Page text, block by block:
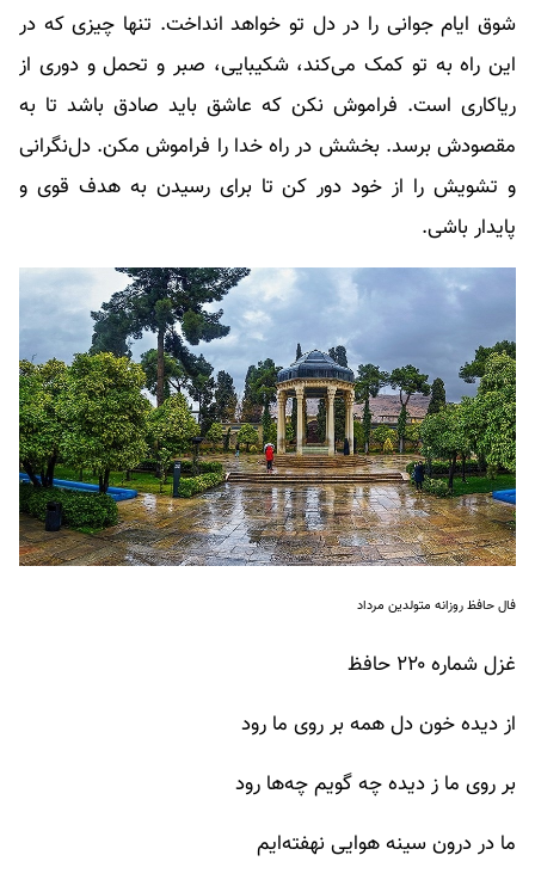
شوق ایام جوانی را در دل تو خواهد انداخت. تنها چیزی که در
این راه به تو کمک می‌کند، شکیبایی، صبر و تحمل و دوری از
ریاکاری است. فراموش نکن که عاشق باید صادق باشد تا به
مقصودش برسد. بخشش در راه خدا را فراموش مکن. دل‌نگرانی
و تشویش را از خود دور کن تا برای رسیدن به هدف قوی و
پایدار باشی.
فال حافظ روزانه متولدین مرداد
غزل شماره ۲۲۰ حافظ
از دیده خون دل همه بر روی ما رود
بر روی ما ز دیده چه گویم چه‌ها رود
ما در درون سینه هوایی نهفته‌ایم